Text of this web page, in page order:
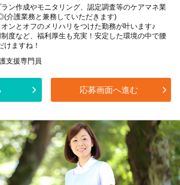
ン作成やモニタリング、認定調査等のケアマネ業
介護業務と兼務していただきます)
ンとオフのメリハリをつけた勤務が叶います♪
度など、福利厚生も充実！安定した環境の中で腰
けますね！
支援専門員
応募画面へ進む